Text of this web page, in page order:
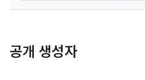
공개 생성자